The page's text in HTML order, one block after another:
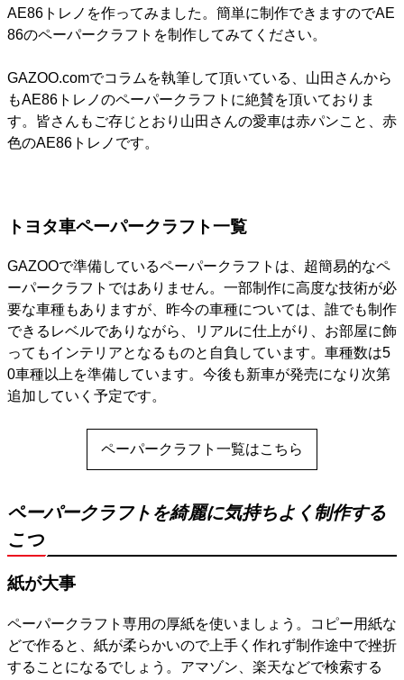
AE86トレノを作ってみました。簡単に制作できますのでAE
86のペーパークラフトを制作してみてください。
GAZOO.comでコラムを執筆して頂いている、山田さんから
もAE86トレノのペーパークラフトに絶賛を頂いておりま
す。皆さんもご存じとおり山田さんの愛車は赤パンこと、赤
色のAE86トレノです。
トヨタ車ペーパークラフト一覧
GAZOOで準備しているペーパークラフトは、超簡易的なペ
ーパークラフトではありません。一部制作に高度な技術が必
要な車種もありますが、昨今の車種については、誰でも制作
できるレベルでありながら、リアルに仕上がり、お部屋に飾
ってもインテリアとなるものと自負しています。車種数は5
0車種以上を準備しています。今後も新車が発売になり次第
追加していく予定です。
ペーパークラフト一覧はこちら
ペーパークラフトを綺麗に気持ちよく制作する
こつ
紙が大事
ペーパークラフト専用の厚紙を使いましょう。コピー用紙な
どで作ると、紙が柔らかいので上手く作れず制作途中で挫折
することになるでしょう。アマゾン、楽天などで検索する